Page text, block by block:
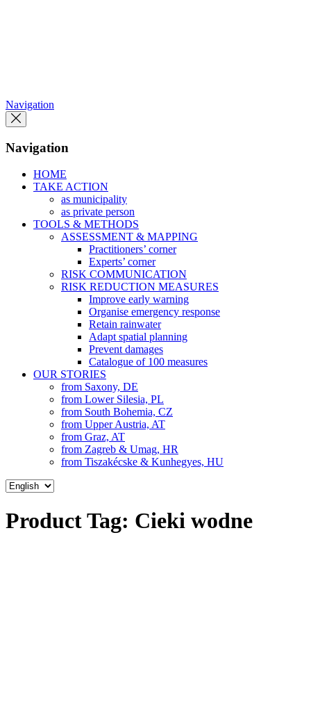
Navigation
Navigation
HOME
TAKE ACTION
as municipality
as private person
TOOLS & METHODS
ASSESSMENT & MAPPING
Practitioners’ corner
Experts’ corner
RISK COMMUNICATION
RISK REDUCTION MEASURES
Improve early warning
Organise emergency response
Retain rainwater
Adapt spatial planning
Prevent damages
Catalogue of 100 measures
OUR STORIES
from Saxony, DE
from Lower Silesia, PL
from South Bohemia, CZ
from Upper Austria, AT
from Graz, AT
from Zagreb & Umag, HR
from Tiszakécske & Kunhegyes, HU
Choose
Product Tag: Cieki wodne